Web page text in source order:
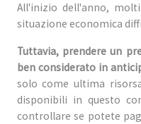
All'inizio dell'anno,
situazione economica
Tuttavia, prendere un
ben considerato in
solo come ultima
disponibili in questo
controllare se potete